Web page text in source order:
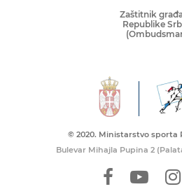
Zaštitnik
Republike
© 2020. Ministarstvo sporta
Bulevar Mihajla Pupina 2